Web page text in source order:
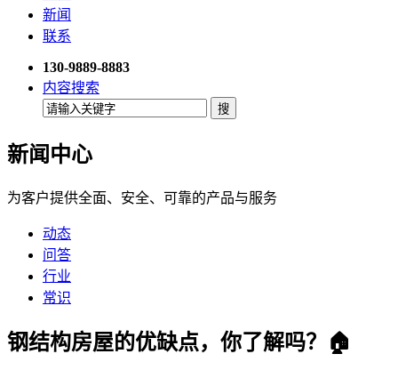
新闻
联系
130-9889-8883
内容搜索
新闻中心
为客户提供全面、安全、可靠的产品与服务
动态
问答
行业
常识
钢结构房屋的优缺点，你了解吗？🏠